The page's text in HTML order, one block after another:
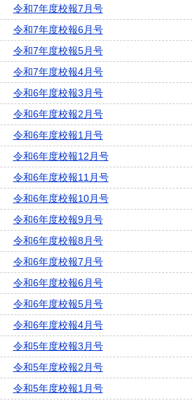
令和7年度校報7月号
令和7年度校報6月号
令和7年度校報5月号
令和7年度校報4月号
令和6年度校報3月号
令和6年度校報2月号
令和6年度校報1月号
令和6年度校報12月号
令和6年度校報11月号
令和6年度校報10月号
令和6年度校報9月号
令和6年度校報8月号
令和6年度校報7月号
令和6年度校報6月号
令和6年度校報5月号
令和6年度校報4月号
令和5年度校報3月号
令和5年度校報2月号
令和5年度校報1月号